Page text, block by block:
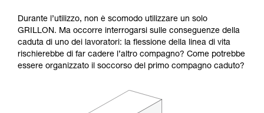
Durante l’utilizzo, non è scomodo utilizzare un solo
GRILLON. Ma occorre interrogarsi sulle conseguenze della
caduta di uno dei lavoratori: la flessione della linea di vita
rischierebbe di far cadere l’altro compagno? Come potrebbe
essere organizzato il soccorso del primo compagno caduto?